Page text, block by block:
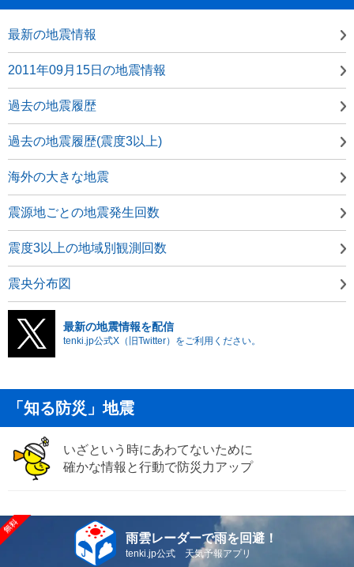
最新の地震情報
2011年09月15日の地震情報
過去の地震履歴
過去の地震履歴(震度3以上)
海外の大きな地震
震源地ごとの地震発生回数
震度3以上の地域別観測回数
震央分布図
最新の地震情報を配信
tenki.jp公式X（旧Twitter）をご利用ください。
「知る防災」地震
いざという時にあわてないために
確かな情報と行動で防災力アップ
雨雲レーダーで雨を回避！
tenki.jp公式 天気予報アプリ